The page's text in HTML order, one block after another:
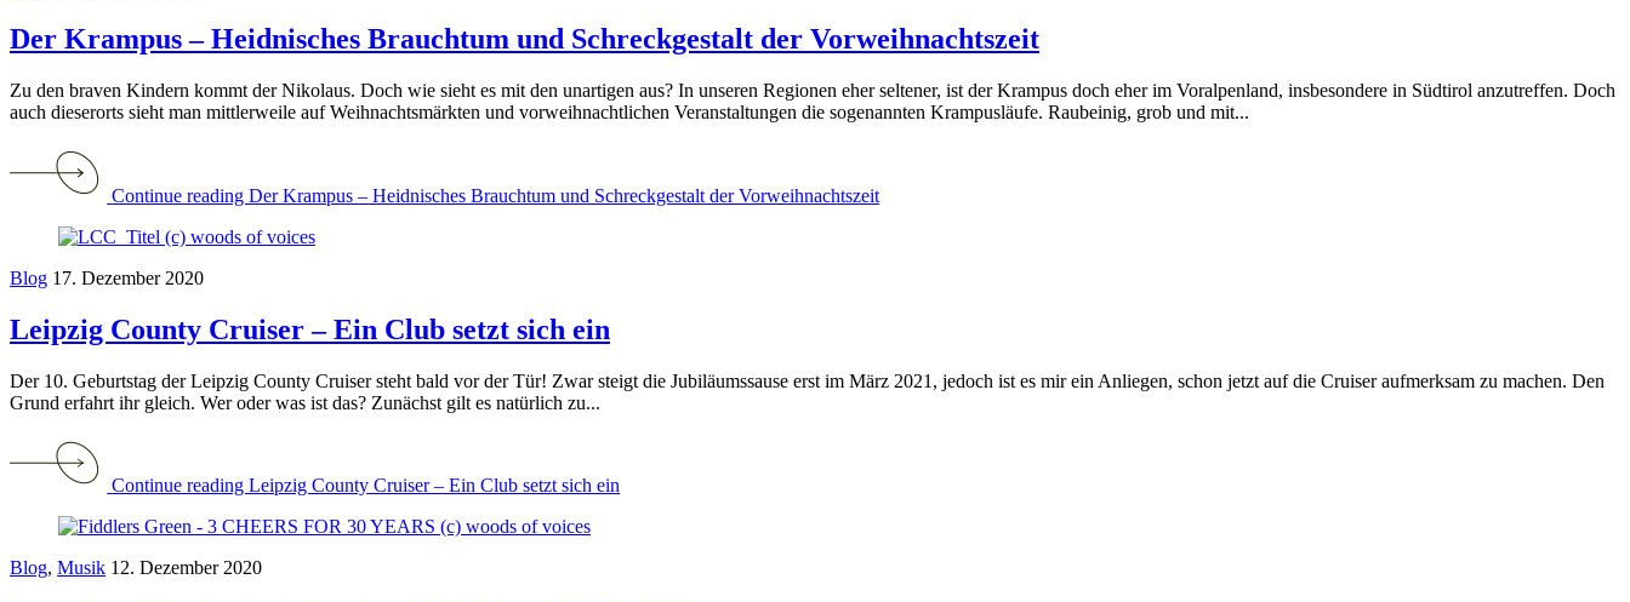
Der Krampus – Heidnisches Brauchtum und Schreckgestalt der Vorweihnachtszeit
Zu den braven Kindern kommt der Nikolaus. Doch wie sieht es mit den unartigen aus? In unseren Regionen eher seltener, ist der Krampus doch eher im Voralpenland, insbesondere in Südtirol anzutreffen. Doch
auch dieserorts sieht man mittlerweile auf Weihnachtsmärkten und vorweihnachtlichen Veranstaltungen die sogenannten Krampusläufe. Raubeinig, grob und mit...
Continue reading Der Krampus – Heidnisches Brauchtum und Schreckgestalt der Vorweihnachtszeit
Blog 17. Dezember 2020
Leipzig County Cruiser – Ein Club setzt sich ein
Der 10. Geburtstag der Leipzig County Cruiser steht bald vor der Tür! Zwar steigt die Jubiläumssause erst im März 2021, jedoch ist es mir ein Anliegen, schon jetzt auf die Cruiser aufmerksam zu machen. Den
Grund erfahrt ihr gleich. Wer oder was ist das? Zunächst gilt es natürlich zu...
Continue reading Leipzig County Cruiser – Ein Club setzt sich ein
Blog, Musik 12. Dezember 2020